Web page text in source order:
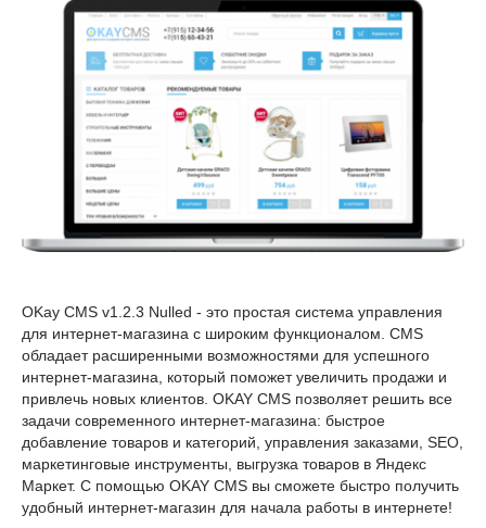
OKay CMS v1.2.3 Nulled - это простая система управления
для интернет-магазина с широким функционалом. CMS
обладает расширенными возможностями для успешного
интернет-магазина, который поможет увеличить продажи и
привлечь новых клиентов. OKAY CMS позволяет решить все
задачи современного интернет-магазина: быстрое
добавление товаров и категорий, управления заказами, SEO,
маркетинговые инструменты, выгрузка товаров в Яндекс
Маркет. C помощью OKAY CMS вы сможете быстро получить
удобный интернет-магазин для начала работы в интернете!